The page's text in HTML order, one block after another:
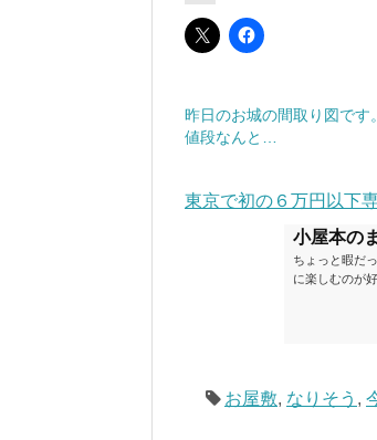
昨日のお城の間取り図です
値段なんと…
東京で初の６万円以下
小屋本の
ちょっと暇だ
に楽しむのが
お屋敷, なりそう ,